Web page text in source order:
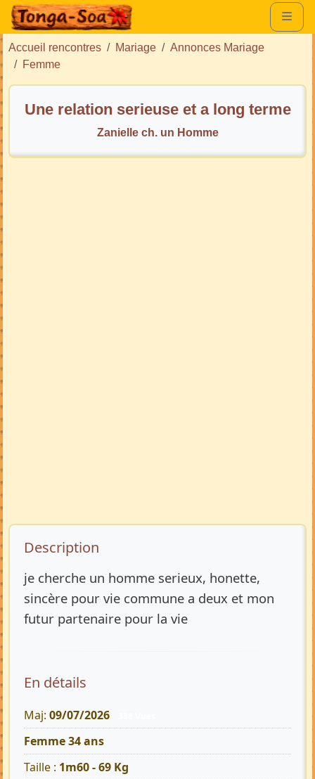
Accueil rencontres Mariage
Annonces Mariage
Femme
Une relation serieuse et a long terme
Zanielle ch. un Homme
Description de l’annonce
Description
je cherche un homme serieux, honette,
sincère pour vie commune a deux et mon
futur partenaire pour la vie
En détails
Maj: 09/07/2026
Femme 34 ans
Taille : 1m60 - 69 Kg